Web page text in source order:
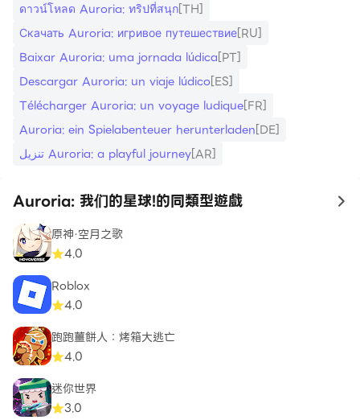
使用条款：
https://www.hero.com/account/TermofService.html
关注我们的Facebook获取更新、奖励活动等等！
https://www.facebook.com/auroriamobile
Discord社群
https://discord.gg/6Z3H9uMWh4
操作系统：Android 4.1或更高版本
RAM：4.0GB或更高
ดาวน์โหลด Auroria: ทริปที่สนุก[TH]
Скачать Auroria: игривое путешествие[RU]
Baixar Auroria: uma jornada lúdica[PT]
Descargar Auroria: un viaje lúdico[ES]
Télécharger Auroria: un voyage ludique[FR]
Auroria: ein Spielabenteuer herunterladen[DE]
تنزيل Auroria: a playful journey[AR]
Auroria: 我们的星球!的同類型遊戲 to
原神·空月之歌
4.0
Roblox
4.0
跑跑薑餅人：烤箱大逃亡
4.0
迷你世界
3.0